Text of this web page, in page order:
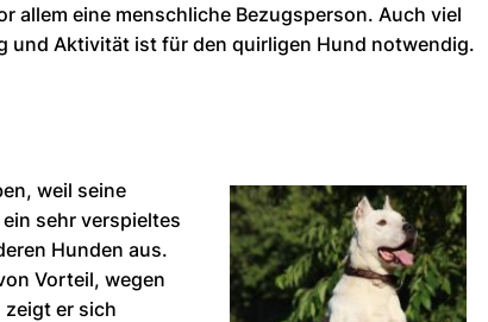
allem eine menschliche Bezugsperson. Auch viel
und Aktivität ist für den quirligen Hund notwendig.
weil seine
sehr verspieltes
Hunden aus.
Vorteil, wegen
er sich